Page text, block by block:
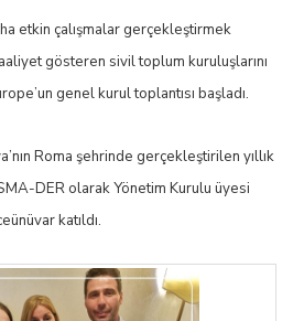
etkin çalışmalar gerçekleştirmek
gösteren sivil toplum kuruluşlarını
genel kurul toplantısı başladı.
Roma şehrinde gerçekleştirilen yıllık
DER olarak Yönetim Kurulu üyesi
katıldı.